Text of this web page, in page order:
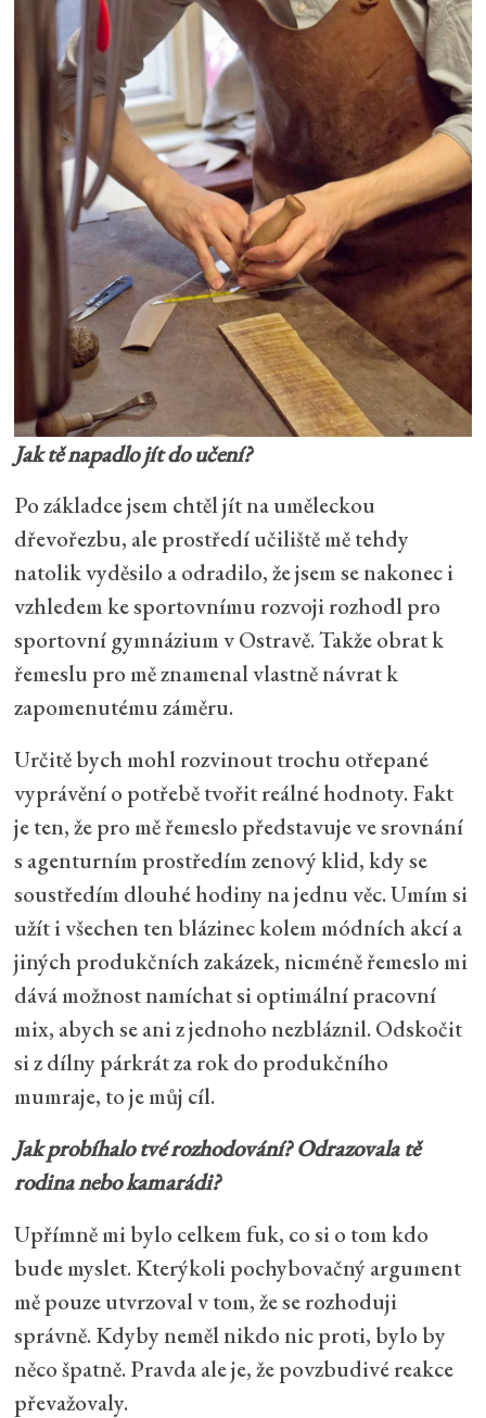
Jak tě napadlo jít do učení?
Po základce jsem chtěl jít na uměleckou
dřevořezbu, ale prostředí učiliště mě tehdy
natolik vyděsilo a odradilo, že jsem se nakonec i
vzhledem ke sportovnímu rozvoji rozhodl pro
sportovní gymnázium v Ostravě. Takže obrat k
řemeslu pro mě znamenal vlastně návrat k
zapomenutému záměru.
Určitě bych mohl rozvinout trochu otřepané
vyprávění o potřebě tvořit reálné hodnoty. Fakt
je ten, že pro mě řemeslo představuje ve srovnání
s agenturním prostředím zenový klid, kdy se
soustředím dlouhé hodiny na jednu věc. Umím si
užít i všechen ten blázinec kolem módních akcí a
jiných produkčních zakázek, nicméně řemeslo mi
dává možnost namíchat si optimální pracovní
mix, abych se ani z jednoho nezbláznil. Odskočit
si z dílny párkrát za rok do produkčního
mumraje, to je můj cíl.
Jak probíhalo tvé rozhodování? Odrazovala tě
rodina nebo kamarádi?
Upřímně mi bylo celkem fuk, co si o tom kdo
bude myslet. Kterýkoli pochybovačný argument
mě pouze utvrzoval v tom, že se rozhoduji
správně. Kdyby neměl nikdo nic proti, bylo by
něco špatně. Pravda ale je, že povzbudivé reakce
převažovaly.